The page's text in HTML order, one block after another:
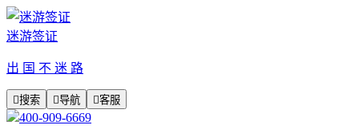
迷游签证
出 国 不 迷 路
搜索 导航 客服
400-909-6669